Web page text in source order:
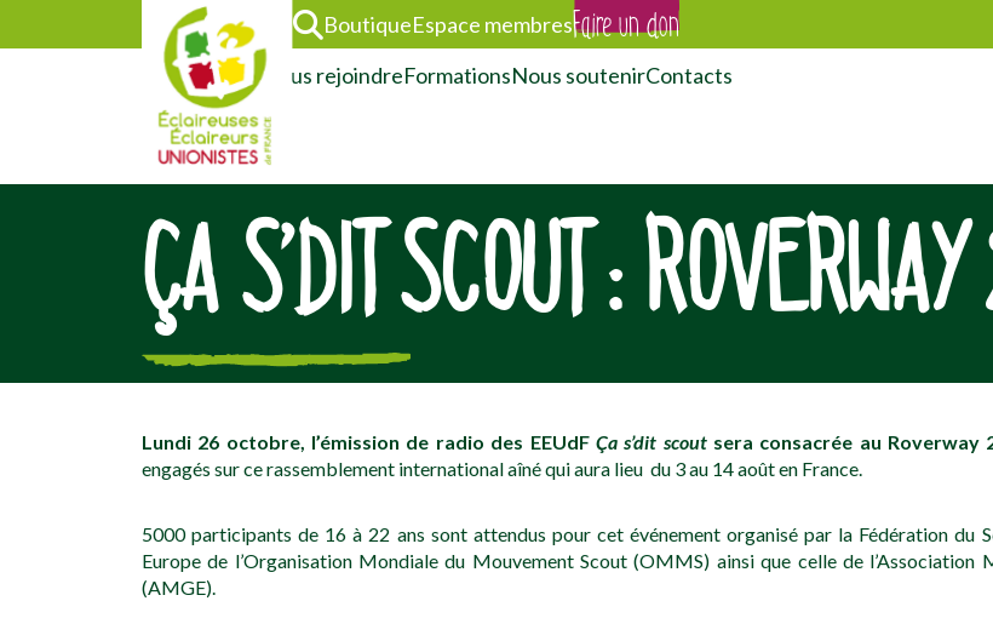
BoutiqueEspace membresFaire un don
L’associationNous rejoindreFormationsNous soutenirContacts
ÇA S’DIT SCOUT :
Lundi 26 octobre, l’émission de radio des EEUdFÇa s’dit scoutsera consacrée au Roverway
engagés sur ce rassemblement international aîné qui aura lieu du 3 au 14 août en France.
5000 participants de 16 à 22 ans sont attendus pour cet événement organisé par la Fédération du
Europe de l’Organisation Mondiale du Mouvement Scout (OMMS) ainsi que celle de l’Association
(AMGE).